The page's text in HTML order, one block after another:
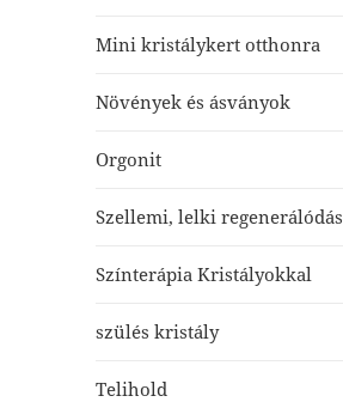
Mini kristálykert otthonra
Növények és ásványok
Orgonit
Szellemi, lelki regenerálódás
Színterápia Kristályokkal
szülés kristály
Telihold